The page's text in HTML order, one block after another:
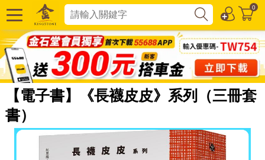
0
【電子書】《長襪皮皮》系列（三冊套
書）